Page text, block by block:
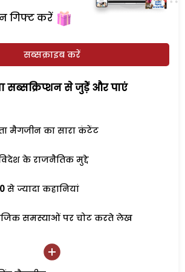
गिफ्ट करें
सब्सक्राइब करें
सब्सक्रिप्शन से जुड़ेें और पाएं
मैगजीन का सारा कंटेंट
के राजनैतिक मुद्दे
से ज्यादा कहानियां
समस्याओं पर चोट करते लेख